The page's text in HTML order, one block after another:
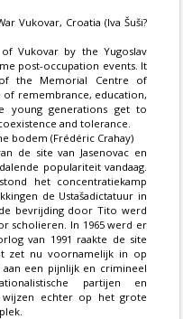
Vukovar, Croatia (Iva Šuši?
Vukovar by the Yugoslav
post-occupation events. It
the Memorial Centre of
of remembrance, education,
young generations get to
and tolerance.
bodem (Frédéric Crahay)
de site van Jasenovac en
populariteit vandaag.
het concentratiekamp
de Ustašadictatuur in
bevrijding door Tito werd
scholieren. In 1965 werd er
van 1991 raakte de site
zet nu voornamelijk in op
een pijnlijk en crimineel
partijen en
wijzen echter op het grote